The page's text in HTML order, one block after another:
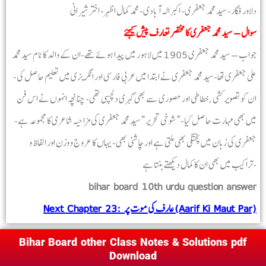
دلاور فگار- سید محمد جعفری- اکبر الہ آبادی- محمد کمال اظہر- اختر شیرانی
سوال – سید محمد جعفری کا مختصر تعارف پیش کیجئے
جواب – سید محمد جعفری 1905 میں لاہور میں پیدا ہوئے تھے-ان کے والد کا نام سید محمد
علی جعفری تھا-سید محمد جعفری نے ابتدا میں عربی فارسی اور انگریزی میں تعلیم حاصل کی-
ان کو تصویر کشی ,خطاطی اور مصوری سے بھی گہری دلچسپی تھی- چنانچہ انہوں نے اس فن
میں بھی مہارت حاصل کیا-“شوخی تحریر” سید محمد جعفری کی مزاحیہ شاعری کا مجموعہ ہے-
جعفری کی زبان میں پختگی بھی ملتی ہے اور چاشنی بھی-یہاں کا عروج و وزن اور الفاظ و
تراکیب میں بھی ان کا کمال دیکھتے بنتا ہے-
bihar board 10th urdu question answer
Next Chapter 23: عارف کی موت پر (Aarif Ki Maut Par)
Bihar Board other Class Notes & Solutions pdf
Download